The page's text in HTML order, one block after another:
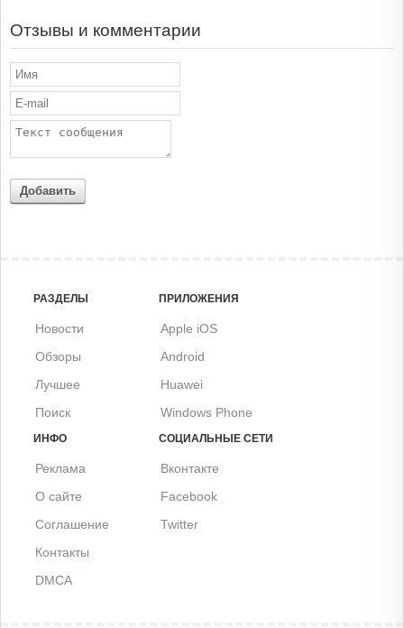
Отзывы и комментарии
Добавить
РАЗДЕЛЫ
Новости
Обзоры
Лучшее
Поиск
ПРИЛОЖЕНИЯ
Apple iOS
Android
Huawei
Windows Phone
ИНФО
Реклама
О сайте
Соглашение
Контакты
DMCA
СОЦИАЛЬНЫЕ СЕТИ
Вконтакте
Facebook
Twitter